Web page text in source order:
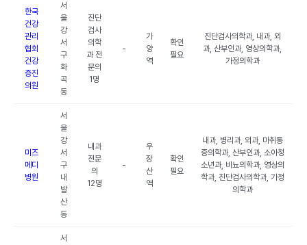
한국
건강
관리
협회
건강
증진
의원
서
울
강
서
구
화
곡
동
진단
검사
의학
과 전
문의
1명
-
가
양
역
확인
필요
진단검사의학과, 내과, 외
과, 산부인과, 영상의학과,
가정의학과
미즈
메디
병원
서
울
강
서
구
내
발
산
동
내과
전문
의
12명
-
우
장
산
역
확인
필요
내과, 병리과, 외과, 마취통
증의학과, 산부인과, 소아청
소년과, 비뇨의학과, 영상의
학과, 진단검사의학과, 가정
의학과
서